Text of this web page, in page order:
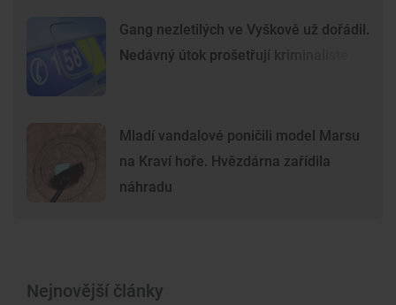
Gang nezletilých ve Vyškově už dořádil.
Nedávný útok prošetřují kriminalisté
Mladí vandalové poničili model Marsu
na Kraví hoře. Hvězdárna zařídila
náhradu
Nejnovější články